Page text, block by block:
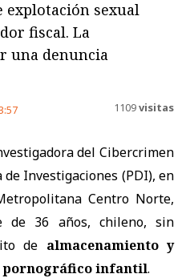
explotación sexual
fiscal. La
una denuncia
1109visitas
del Cibercrimen
Investigaciones (PDI), en
Centro Norte,
de 36 años, chileno, sin
de almacenamiento y
pornográfico infantil.